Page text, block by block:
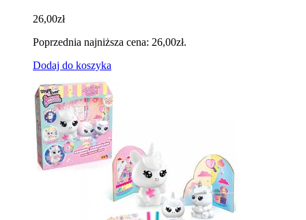
26,00zł
Poprzednia najniższa cena: 26,00zł.
Dodaj do koszyka